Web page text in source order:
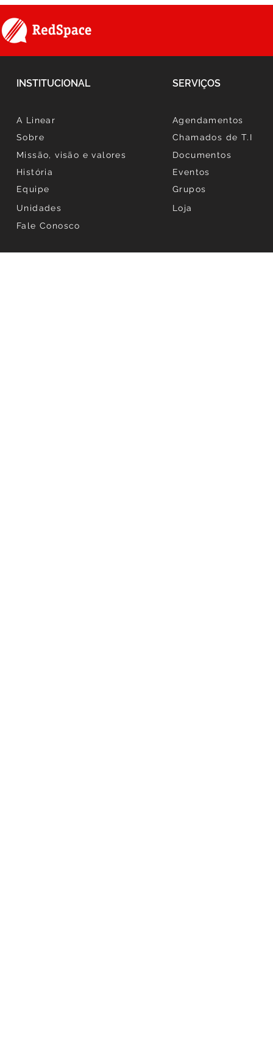
INSTITUCIONAL SERVIÇOS
A Linear
Sobre
Missão, visão e valores
História
Equipe
Unidades
Agendamentos
Chamados de T.I
Documentos
Eventos
Grupos
Loja
Fale Conosco